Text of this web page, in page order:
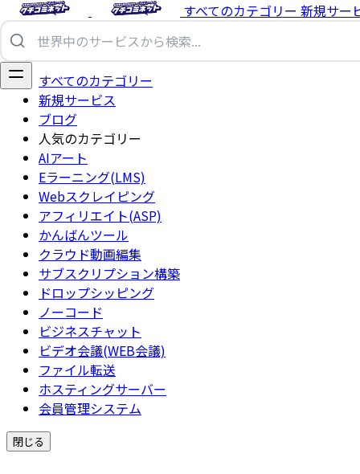
すべてのカテゴリー 新規サー
すべてのカテゴリー
新規サービス
ブログ
人気のカテゴリー
AIアート
Eラーニング(LMS)
Webスクレイピング
アフィリエイト(ASP)
かんばんツール
クラウド動画編集
サブスクリプション構築
ドロップシッピング
ノーコード
ビジネスチャット
ビデオ会議(WEB会議)
ファイル転送
ホスティングサーバー
会員管理システム
閉じる